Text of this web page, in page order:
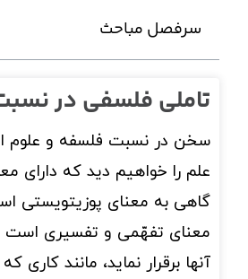
سرفصل مباحث
تاملی فلسفی در
سخن در نسبت فلسفه و علوم
علم را خواهیم دید که
گاهی به معنای پوزیتویستی
معنای تفهّمی و تفسیری است
آنها برقرار نماید، مانند